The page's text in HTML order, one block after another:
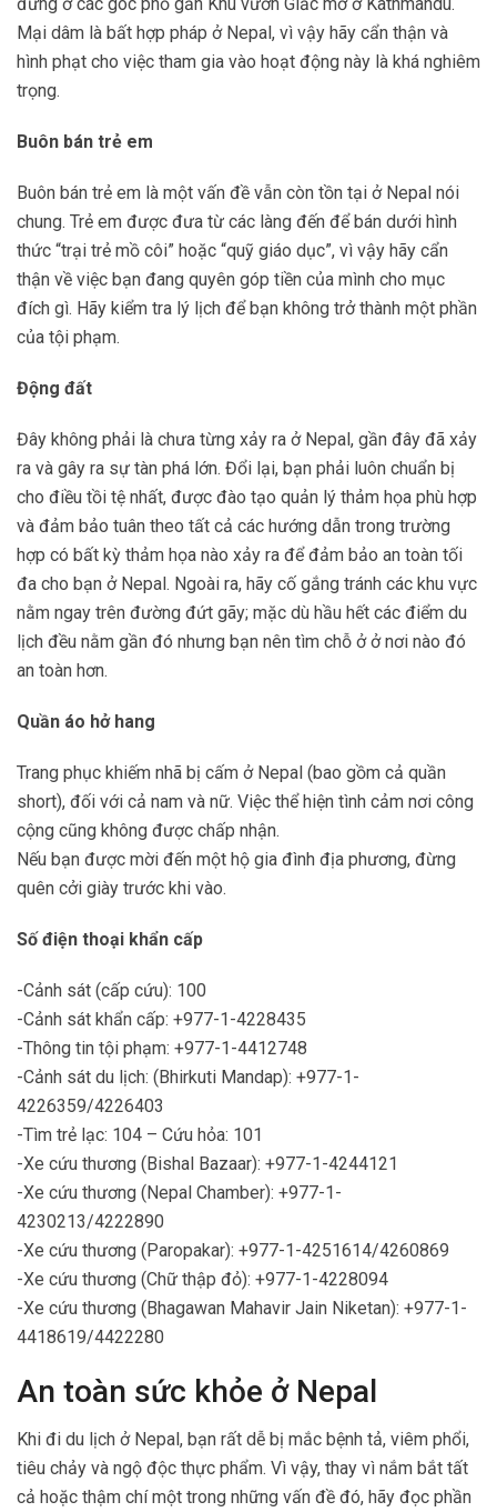
Mại dâm là bất hợp pháp ở Nepal, vì vậy hãy cẩn thận và
hình phạt cho việc tham gia vào hoạt động này là khá nghiêm
trọng.
Buôn bán trẻ em
Buôn bán trẻ em là một vấn đề vẫn còn tồn tại ở Nepal nói
chung. Trẻ em được đưa từ các làng đến để bán dưới hình
thức “trại trẻ mồ côi” hoặc “quỹ giáo dục”, vì vậy hãy cẩn
thận về việc bạn đang quyên góp tiền của mình cho mục
đích gì. Hãy kiểm tra lý lịch để bạn không trở thành một phần
của tội phạm.
Động đất
Đây không phải là chưa từng xảy ra ở Nepal, gần đây đã xảy
ra và gây ra sự tàn phá lớn. Đổi lại, bạn phải luôn chuẩn bị
cho điều tồi tệ nhất, được đào tạo quản lý thảm họa phù hợp
và đảm bảo tuân theo tất cả các hướng dẫn trong trường
hợp có bất kỳ thảm họa nào xảy ra để đảm bảo an toàn tối
đa cho bạn ở Nepal. Ngoài ra, hãy cố gắng tránh các khu vực
nằm ngay trên đường đứt gãy; mặc dù hầu hết các điểm du
lịch đều nằm gần đó nhưng bạn nên tìm chỗ ở ở nơi nào đó
an toàn hơn.
Quần áo hở hang
Trang phục khiếm nhã bị cấm ở Nepal (bao gồm cả quần
short), đối với cả nam và nữ. Việc thể hiện tình cảm nơi công
cộng cũng không được chấp nhận.
Nếu bạn được mời đến một hộ gia đình địa phương, đừng
quên cởi giày trước khi vào.
Số điện thoại khẩn cấp
-Cảnh sát (cấp cứu): 100
-Cảnh sát khẩn cấp: +977-1-4228435
-Thông tin tội phạm: +977-1-4412748
-Cảnh sát du lịch: (Bhirkuti Mandap): +977-1-
4226359/4226403
-Tìm trẻ lạc: 104 – Cứu hỏa: 101
-Xe cứu thương (Bishal Bazaar): +977-1-4244121
-Xe cứu thương (Nepal Chamber): +977-1-
4230213/4222890
-Xe cứu thương (Paropakar): +977-1-4251614/4260869
-Xe cứu thương (Chữ thập đỏ): +977-1-4228094
-Xe cứu thương (Bhagawan Mahavir Jain Niketan): +977-1-
4418619/4422280
An toàn sức khỏe ở Nepal
Khi đi du lịch ở Nepal, bạn rất dễ bị mắc bệnh tả, viêm phổi,
tiêu chảy và ngộ độc thực phẩm. Vì vậy, thay vì nắm bắt tất
cả hoặc thậm chí một trong những vấn đề đó, hãy đọc phần